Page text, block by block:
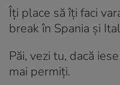
Îți place să îți faci
break în Spania și
Păi, vezi tu, dacă
mai permiți.